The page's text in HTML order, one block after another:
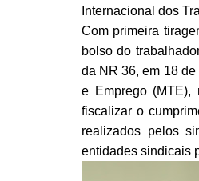
Internacional dos
Com primeira
bolso do
da NR 36, em 18
e Emprego
fiscalizar o
realizados pelos
entidades sindicais